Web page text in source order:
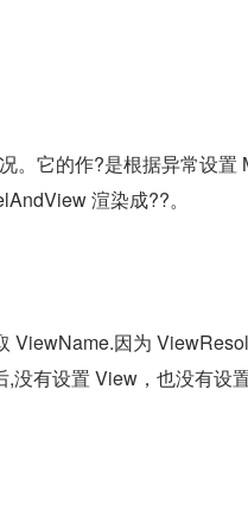
。它的作?是根据异常设置
渲染成??。
ViewName.因为
没有设置 View，也没有设